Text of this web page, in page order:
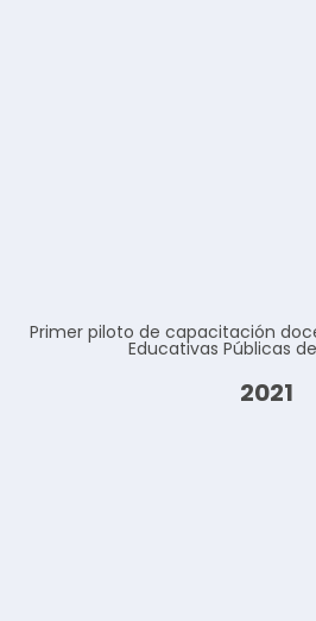
Primer piloto de capacitación
Educativas Públicas
2021